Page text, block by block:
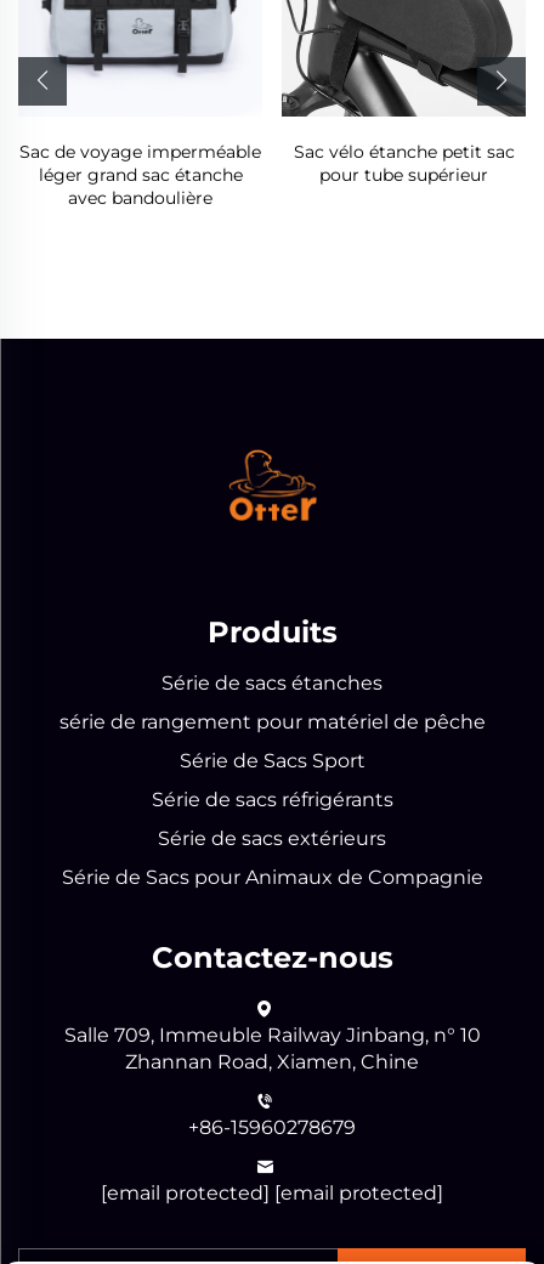
Sac de voyage imperméable
léger grand sac étanche
avec bandoulière
Sac vélo étanche petit sac
pour tube supérieur
Produits
Série de sacs étanches
série de rangement pour matériel de pêche
Série de Sacs Sport
Série de sacs réfrigérants
Série de sacs extérieurs
Série de Sacs pour Animaux de Compagnie
Contactez-nous
Salle 709, Immeuble Railway Jinbang, n° 10
Zhannan Road, Xiamen, Chine
+86-15960278679
[email protected] [email protected]